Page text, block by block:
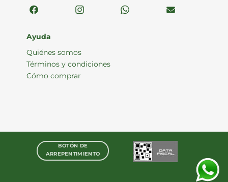
Ayuda
Quiénes somos
Términos y condiciones
Cómo comprar
BOTÓN DE
ARREPENTIMIENTO